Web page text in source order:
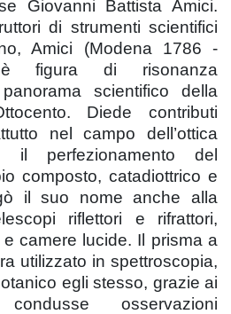
Giovanni Battista Amici.
di strumenti scientifici
Amici (Modena 1786 -
figura di risonanza
scientifico della
Diede contributi
nel campo dell’ottica
il perfezionamento del
composto, catadiottrico e
il suo nome anche alla
riflettori e rifrattori,
camere lucide. Il prisma a
utilizzato in spettroscopia,
egli stesso, grazie ai
osservazioni